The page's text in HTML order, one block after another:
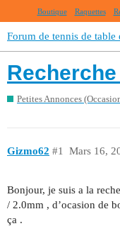
Boutique Raquettes
Forum de tennis de table
Petites Annonces
Gizmo62 Mars 16,
#1
Bonjour, je suis a la
/ 2.0mm , d’ocasion de
ça .